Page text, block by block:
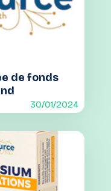
de fonds
30/01/2024